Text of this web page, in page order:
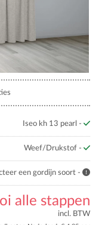
Iseo kh 13 pearl -
Weef/Drukstof -
een gordijn soort -
alle stappen
incl. BTW